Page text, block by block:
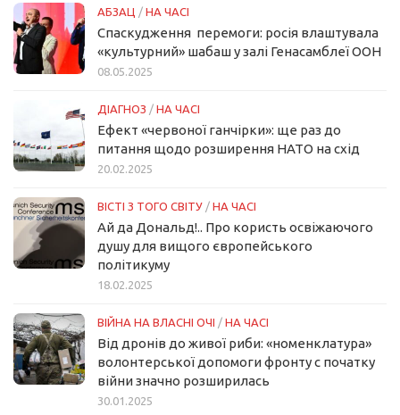
АБЗАЦ / НА ЧАСІ
Спаскудження перемоги: росія влаштувала
«культурний» шабаш у залі Генасамблеї ООН
08.05.2025
ДІАГНОЗ / НА ЧАСІ
Ефект «червоної ганчірки»: ще раз до
питання щодо розширення НАТО на схід
20.02.2025
ВІСТІ З ТОГО СВІТУ / НА ЧАСІ
Ай да Дональд!.. Про користь освіжаючого
душу для вищого європейського
політикуму
18.02.2025
ВІЙНА НА ВЛАСНІ ОЧІ / НА ЧАСІ
Від дронів до живої риби: «номенклатура»
волонтерської допомоги фронту с початку
війни значно розширилась
30.01.2025